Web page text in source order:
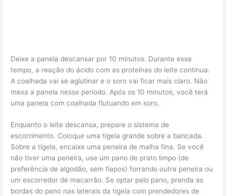
Deixe a panela descansar por 10 minutos. Durante esse
tempo, a reação do ácido com as proteínas do leite continua.
A coalhada vai se aglutinar e o soro vai ficar mais claro. Não
mexa a panela nesse período. Após os 10 minutos, você terá
uma panela com coalhada flutuando em soro.
Enquanto o leite descansa, prepare o sistema de
escorrimento. Coloque uma tigela grande sobre a bancada.
Sobre a tigela, encaixe uma peneira de malha fina. Se você
não tiver uma peneira, use um pano de prato limpo (de
preferência de algodão, sem fiapos) forrando outra peneira ou
um escorredor de macarrão. Se optar pelo pano, prenda as
bordas do pano nas laterais da tigela com prendedores de